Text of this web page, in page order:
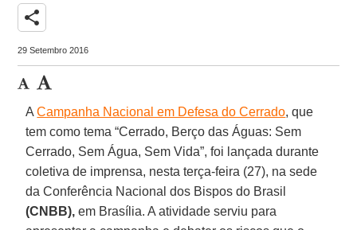
share
29 Setembro 2016
ACampanha Nacional em Defesa do Cerrado, que
tem como tema “Cerrado, Berço das Águas: Sem
Cerrado, Sem Água, Sem Vida”, foi lançada durante
coletiva de imprensa, nesta terça-feira (27), na sede
da Conferência Nacional dos Bispos do Brasil
(CNBB), em Brasília. A atividade serviu para